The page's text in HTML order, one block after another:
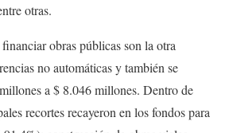
otras.
obras públicas son la otra
no automáticas y también se
a $ 8.046 millones. Dentro de
recortes recayeron en los fondos para